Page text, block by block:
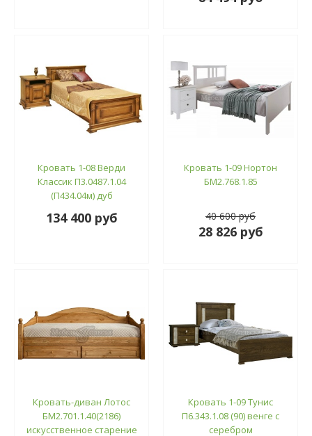
Кровать 1-08 Верди
Классик П3.0487.1.04
(П434.04м) дуб
134 400 руб
Кровать 1-09 Нортон
БМ2.768.1.85
40 600 руб
28 826 руб
Кровать-диван Лотос
БМ2.701.1.40(2186)
искусственное старение
Кровать 1-09 Тунис
П6.343.1.08 (90) венге с
серебром